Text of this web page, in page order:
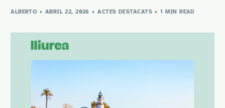
ALBERTO ABRIL 22, 2026 ACTES DESTACATS 1 MIN READ